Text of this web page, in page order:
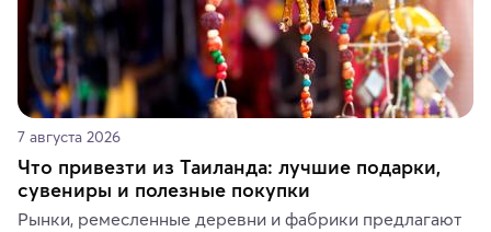
7 августа 2026
Что привезти из Таиланда: лучшие подарки,
сувениры и полезные покупки
Рынки, ремесленные деревни и фабрики предлагают